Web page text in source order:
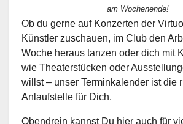
am Wochenende!
Ob du gerne auf Konzerten der
Künstler zuschauen, im Club den
Woche heraus tanzen oder dich mit
wie Theaterstücken oder
willst – unser Terminkalender ist die
Anlaufstelle für Dich.
Obendrein kannst Du hier auch für